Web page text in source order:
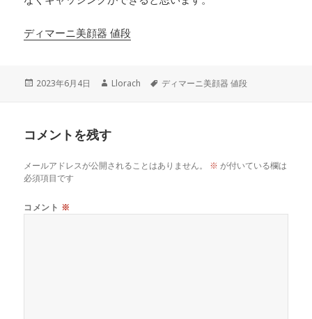
ディマーニ美顔器 値段
投
2023年6月4日
作
Llorach
タ
ディマーニ美顔器 値段
コメントを残す
メールアドレスが公開されることはありません。 ※ が付いている欄は
必須項目です
コメント ※